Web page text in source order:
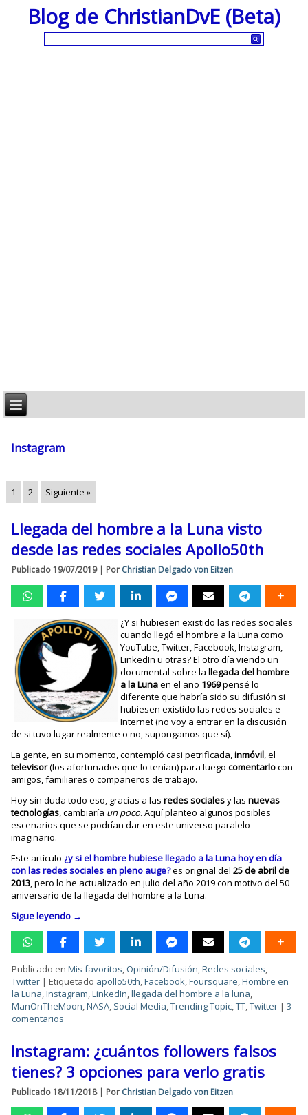
Blog de ChristianDvE (Beta)
Instagram
1 2 Siguiente »
Llegada del hombre a la Luna visto
desde las redes sociales Apollo50th
Publicado 19/07/2019| Por Christian Delgado von Eitzen
¿Y si hubiesen existido las redes sociales
cuando llegó el hombre a la Luna como
YouTube, Twitter, Facebook, Instagram,
LinkedIn u otras? El otro día viendo un
documental sobre la llegada del hombre
a la Lunaen el año 1969pensé lo
diferente que habría sido su difusión si
hubiesen existido las redes sociales e
Internet (no voy a entrar en la discusión
de si tuvo lugar realmente o no, supongamos que sí).
La gente, en su momento, contempló casi petrificada,inmóvil, el
televisor(los afortunados que lo tenían) para luegocomentarlocon
amigos, familiares o compañeros de trabajo.
Hoy sin duda todo eso, gracias a lasredes socialesy lasnuevas
tecnologías, cambiaría un poco. Aquí planteo algunos posibles
escenarios que se podrían dar en este universo paralelo
imaginario.
Este artículo ¿y si el hombre hubiese llegado a la Luna hoy en día
con las redes sociales en pleno auge?es original del25 de abril de
2013, pero lo he actualizado en julio del año 2019 con motivo del 50
aniversario de la llegada del hombre a la Luna.
Sigue leyendo →
Publicado en Mis favoritos, Opinión/Difusión,Redes sociales,
Twitter |Etiquetado apollo50th,Facebook,Foursquare,Hombre en
la Luna,Instagram,LinkedIn,llegada del hombre a la luna,
ManOnTheMoon,NASA, Social Media,Trending Topic,TT,Twitter |3
comentarios
Instagram: ¿cuántos followers falsos
tienes? 3 opciones para verlo gratis
Publicado 18/11/2018| Por Christian Delgado von Eitzen